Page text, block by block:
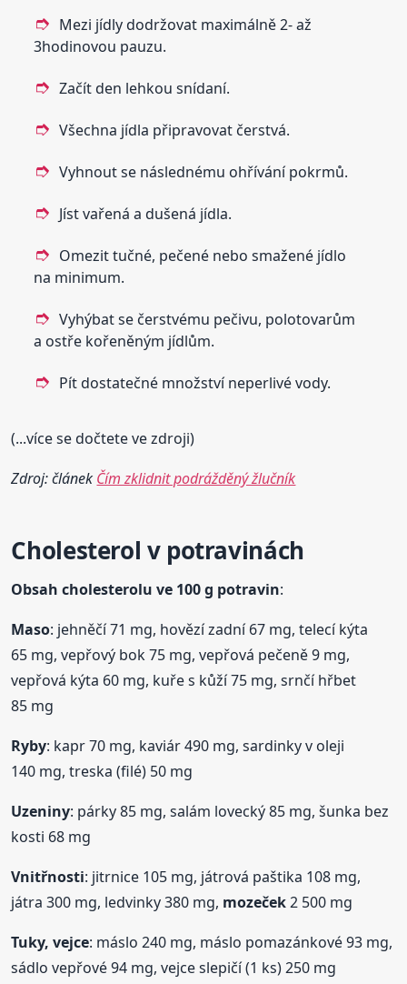
Mezi jídly dodržovat maximálně 2- až
3hodinovou pauzu.
Začít den lehkou snídaní.
Všechna jídla připravovat čerstvá.
Vyhnout se následnému ohřívání pokrmů.
Jíst vařená a dušená jídla.
Omezit tučné, pečené nebo smažené jídlo
na minimum.
Vyhýbat se čerstvému pečivu, polotovarům
a ostře kořeněným jídlům.
Pít dostatečné množství neperlivé vody.
(...více se dočtete ve zdroji)
Zdroj: článek Čím zklidnit podrážděný žlučník
Cholesterol v potravinách
Obsah cholesterolu ve 100 g potravin:
Maso: jehněčí 71 mg, hovězí zadní 67 mg, telecí kýta
65 mg, vepřový bok 75 mg, vepřová pečeně 9 mg,
vepřová kýta 60 mg, kuře s kůží 75 mg, srnčí hřbet
85 mg
Ryby: kapr 70 mg, kaviár 490 mg, sardinky v oleji
140 mg, treska (filé) 50 mg
Uzeniny: párky 85 mg, salám lovecký 85 mg, šunka bez
kosti 68 mg
Vnitřnosti: jitrnice 105 mg, játrová paštika 108 mg,
játra 300 mg, ledvinky 380 mg, mozeček2 500 mg
Tuky, vejce: máslo 240 mg, máslo pomazánkové 93 mg,
sádlo vepřové 94 mg, vejce slepičí (1 ks) 250 mg